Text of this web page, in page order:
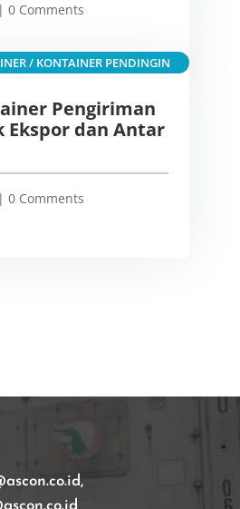
| 0 Comments
Pengiriman
Ekspor dan Antar
/ KONTAINER PENDINGIN
| 0 Comments